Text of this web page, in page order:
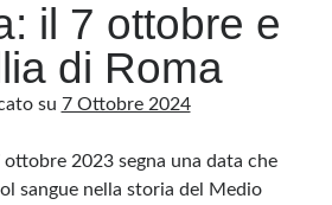
il 7 ottobre e
di Roma
su 7 Ottobre 2024
2023 segna una data che
sangue nella storia del Medio